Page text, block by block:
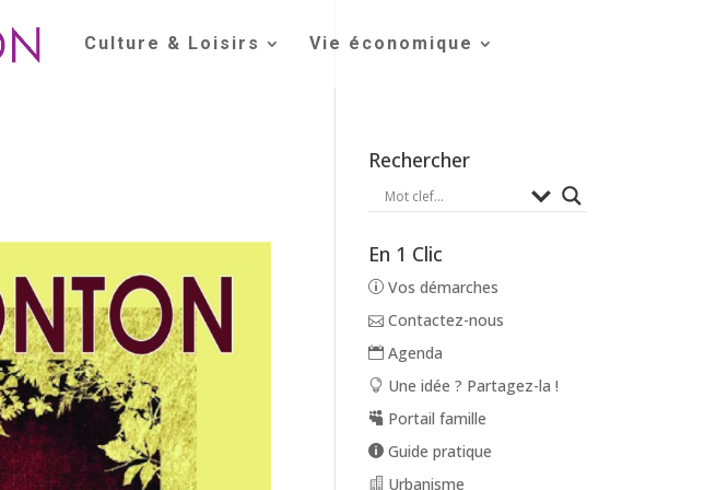
Culture & Loisirs Vie économique
Rechercher
En 1 Clic
Vos démarches
Contactez-nous
Agenda
Une idée ? Partagez-la !
Portail famille
Guide pratique
Urbanisme